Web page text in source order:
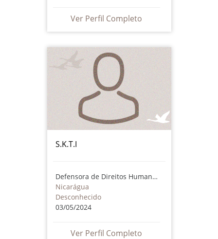
Ver Perfil Completo
S.K.T.I
Defensora de Direitos Humanos
Nicarágua
Desconhecido
03/05/2024
Ver Perfil Completo